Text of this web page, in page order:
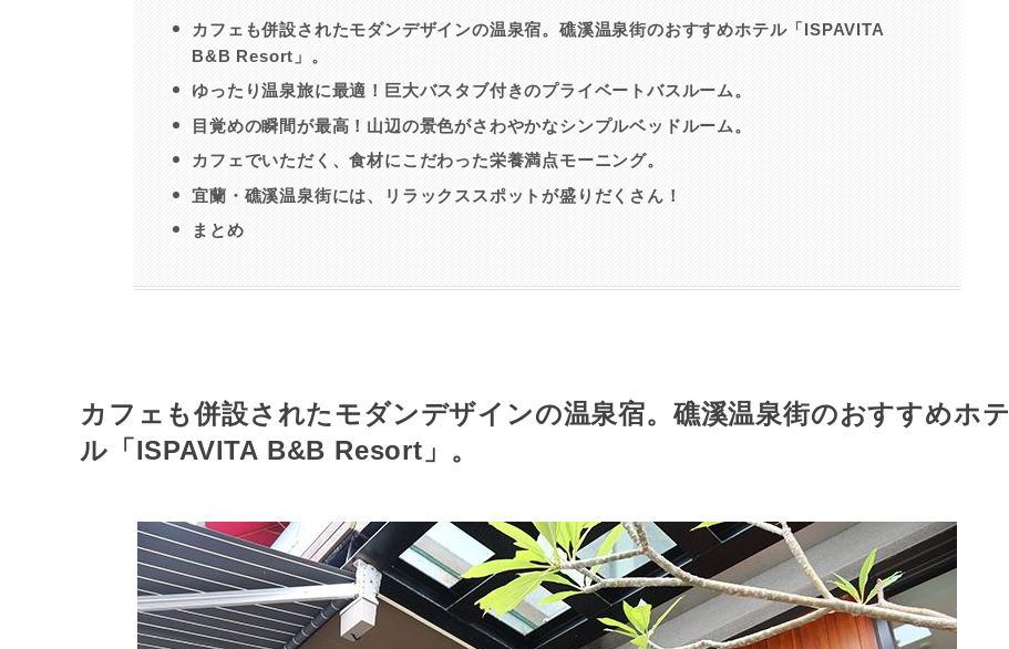
カフェも併設されたモダンデザインの温泉宿。礁溪温泉街のおすすめホテル「ISPAVITA
B&B Resort」。
ゆったり温泉旅に最適！巨大バスタブ付きのプライベートバスルーム。
目覚めの瞬間が最高！山辺の景色がさわやかなシンプルベッドルーム。
カフェでいただく、食材にこだわった栄養満点モーニング。
宜蘭・礁溪温泉街には、リラックススポットが盛りだくさん！
まとめ
カフェも併設されたモダンデザインの温泉宿。礁溪温泉街のおすすめホテ
ル「ISPAVITA B&B Resort」。